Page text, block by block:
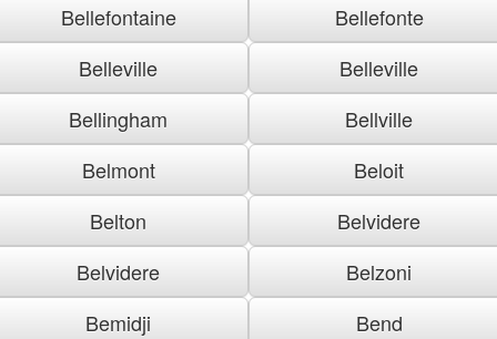
Bellefontaine
Bellefonte
Belleville
Belleville
Bellingham
Bellville
Belmont
Beloit
Belton
Belvidere
Belvidere
Belzoni
Bemidji
Bend